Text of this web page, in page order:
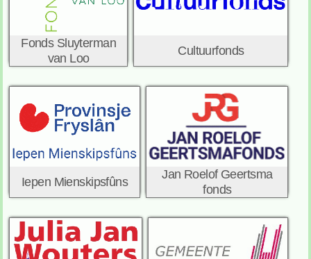
Fonds Sluyterman
van Loo
Cultuurfonds
Iepen Mienskipsfûns
Jan Roelof Geertsma
fonds